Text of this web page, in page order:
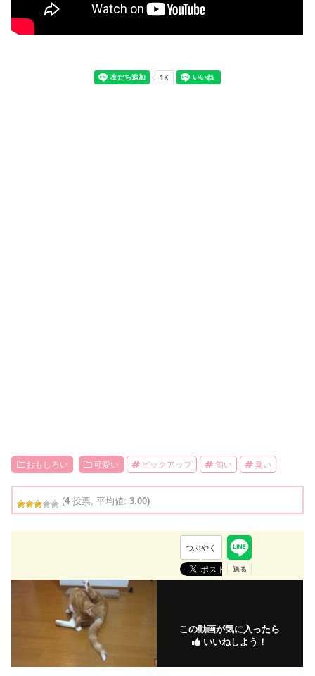
おもしろい 可愛い ピックアップ 匂い 臭い
(4 投票, 平均値:3.00)
つぶやく
この動画が気に入ったら
いいねしよう！